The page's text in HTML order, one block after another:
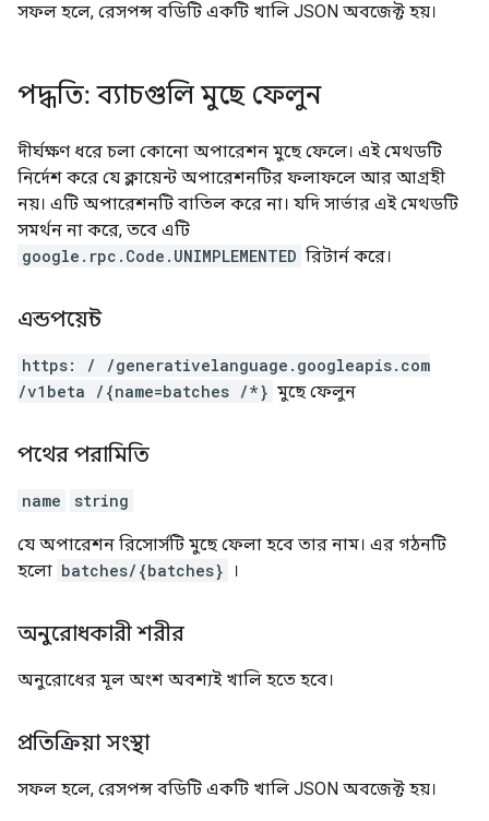
সফল হলে, রেসপন্স বডিটি একটি খালি JSON অবজেক্ট হয়।
পদ্ধতি: ব্যাচগুলি মুছে ফেলুন
দীর্ঘক্ষণ ধরে চলা কোনো অপারেশন মুছে ফেলে। এই মেথডটি
নির্দেশ করে যে ক্লায়েন্ট অপারেশনটির ফলাফলে আর আগ্রহী
নয়। এটি অপারেশনটি বাতিল করে না। যদি সার্ভার এই মেথডটি
সমর্থন না করে, তবে এটি
google.rpc.Code.UNIMPLEMENTED রিটার্ন করে।
এন্ডপয়েন্ট
https: / /generativelanguage.googleapis.com
/v1beta /{name=batches /*} মুছে ফেলুন
পথের পরামিতি
name string
যে অপারেশন রিসোর্সটি মুছে ফেলা হবে তার নাম। এর গঠনটি
হলো batches/{batches} ।
অনুরোধকারী শরীর
অনুরোধের মূল অংশ অবশ্যই খালি হতে হবে।
প্রতিক্রিয়া সংস্থা
সফল হলে, রেসপন্স বডিটি একটি খালি JSON অবজেক্ট হয়।